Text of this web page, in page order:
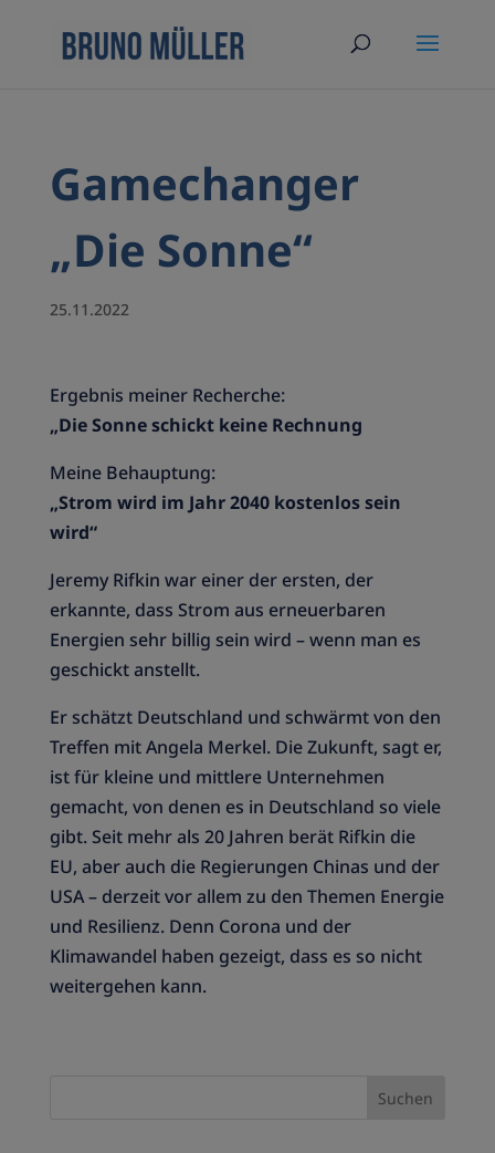
Gamechanger
„Die Sonne“
25.11.2022
Ergebnis meiner Recherche:
„Die Sonne schickt keine Rechnung
Meine Behauptung:
„Strom wird im Jahr 2040 kostenlos sein
wird“
Jeremy Rifkin war einer der ersten, der
erkannte, dass Strom aus erneuerbaren
Energien sehr billig sein wird – wenn man es
geschickt anstellt.
Er schätzt Deutschland und schwärmt von den
Treffen mit Angela Merkel. Die Zukunft, sagt er,
ist für kleine und mittlere Unternehmen
gemacht, von denen es in Deutschland so viele
gibt. Seit mehr als 20 Jahren berät Rifkin die
EU, aber auch die Regierungen Chinas und der
USA – derzeit vor allem zu den Themen Energie
und Resilienz. Denn Corona und der
Klimawandel haben gezeigt, dass es so nicht
weitergehen kann.